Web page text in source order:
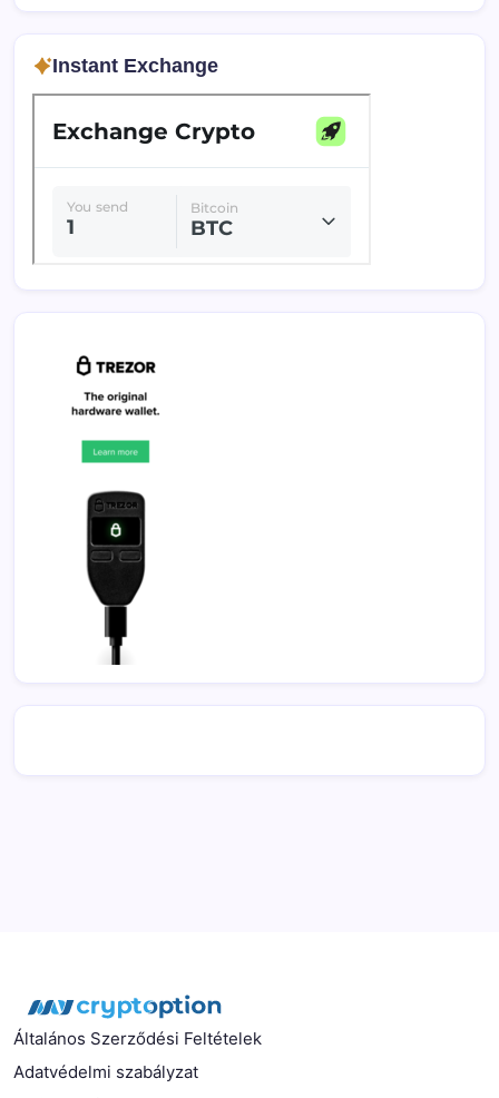
Instant Exchange
Általános Szerződési Feltételek
Adatvédelmi szabályzat